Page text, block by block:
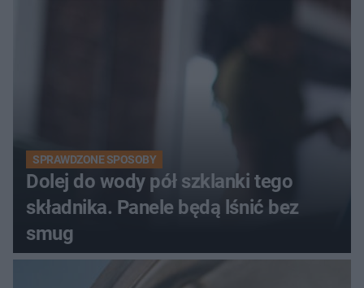
SPRAWDZONE SPOSOBY
Dolej do wody pół szklanki tego
składnika. Panele będą lśnić bez
smug